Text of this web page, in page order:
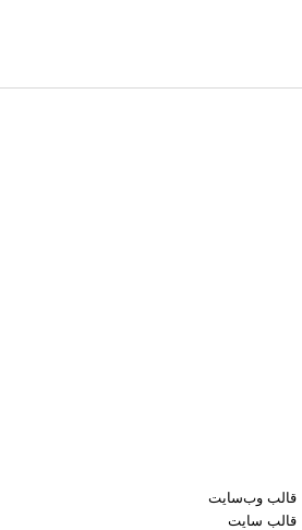
قالب وب‌سایت
قالب‌ سایت